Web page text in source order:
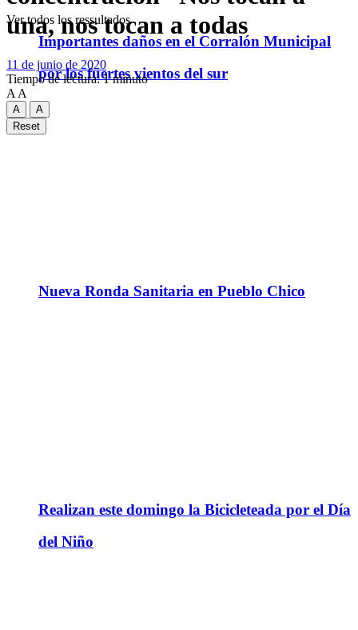
Importantes daños en el Corralón Municipal
por los fuertes vientos del sur
Nueva Ronda Sanitaria en Pueblo Chico
Realizan este domingo la Bicicleteada por el Día
del Niño
Ver todos los ressultados
una, nos tocan a todas
11 de junio de 2020
Tiempo de lectura: 1 minuto
A A
A
A
Reset